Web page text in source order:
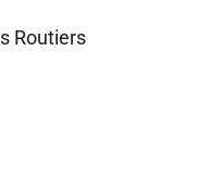
Routiers